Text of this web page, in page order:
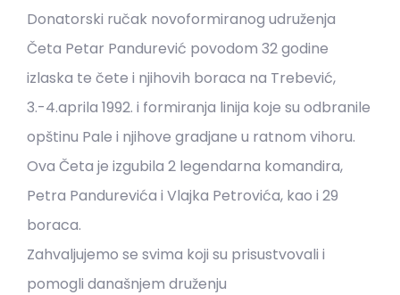
Donatorski ručak novoformiranog udruženja
Četa Petar Pandurević povodom 32 godine
izlaska te čete i njihovih boraca na Trebević,
3.-4.aprila 1992. i formiranja linija koje su odbranile
opštinu Pale i njihove gradjane u ratnom vihoru.
Ova Četa je izgubila 2 legendarna komandira,
Petra Pandurevića i Vlajka Petrovića, kao i 29
boraca.
Zahvaljujemo se svima koji su prisustvovali i
pomogli današnjem druženju